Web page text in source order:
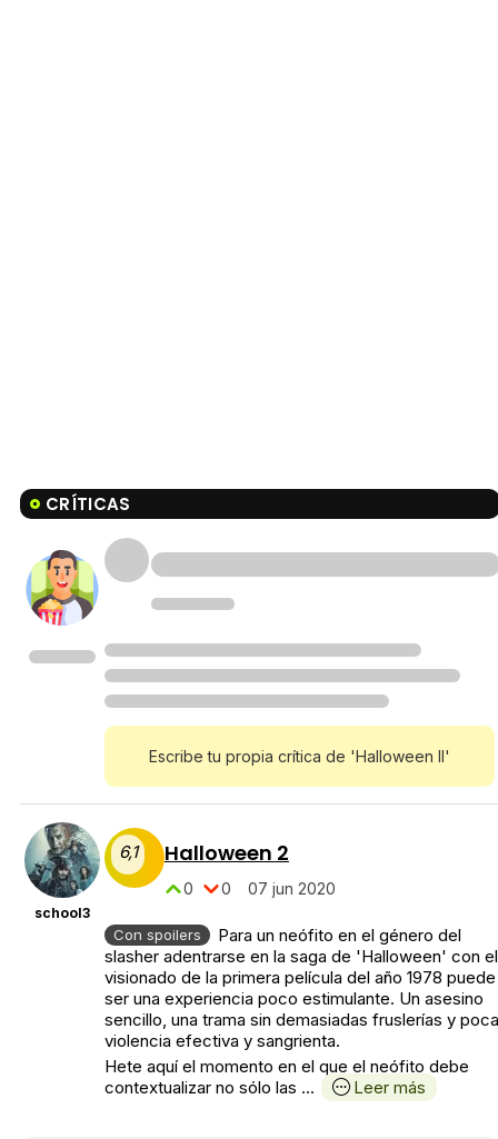
CRÍTICAS
Escribe tu propia crítica de 'Halloween II'
school3
6,1 Halloween 2
0 0 07 jun 2020
Con spoilers
Para un neófito en el género del
slasher adentrarse en la saga de 'Halloween' con el
visionado de la primera película del año 1978 puede
ser una experiencia poco estimulante. Un asesino
sencillo, una trama sin demasiadas fruslerías y poca
violencia efectiva y sangrienta.
Hete aquí el momento en el que el neófito debe
contextualizar no sólo las ...
Leer más